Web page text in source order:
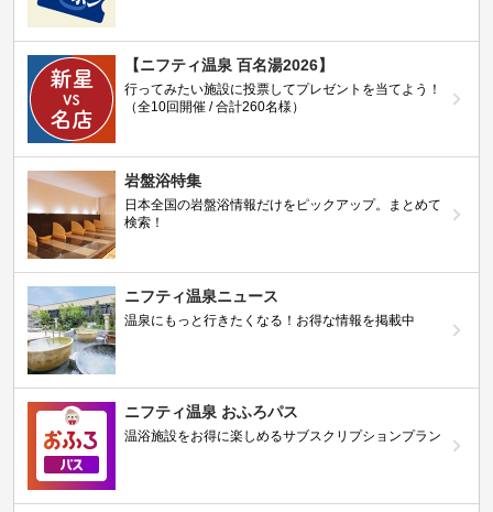
【ニフティ温泉 百名湯2026】
行ってみたい施設に投票してプレゼントを当てよう！
（全10回開催 / 合計260名様）
岩盤浴特集
日本全国の岩盤浴情報だけをピックアップ。まとめて
検索！
ニフティ温泉ニュース
温泉にもっと行きたくなる！お得な情報を掲載中
ニフティ温泉 おふろパス
温浴施設をお得に楽しめるサブスクリプションプラン